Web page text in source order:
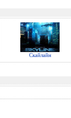
Скайлайн